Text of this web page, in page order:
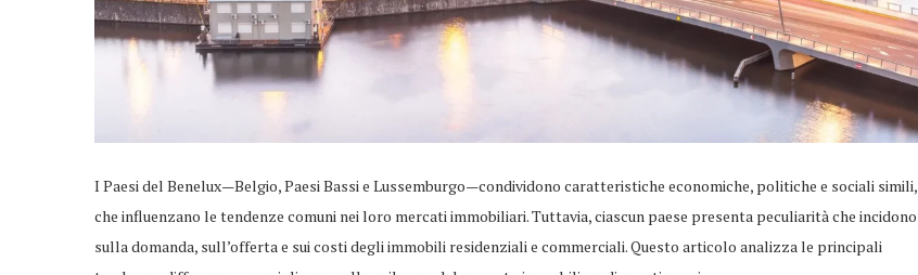
I Paesi del Benelux—Belgio, Paesi Bassi e Lussemburgo—condividono caratteristiche economiche, politiche e sociali simili,
che influenzano le tendenze comuni nei loro mercati immobiliari. Tuttavia, ciascun paese presenta peculiarità che incidono
sulla domanda, sull’offerta e sui costi degli immobili residenziali e commerciali. Questo articolo analizza le principali